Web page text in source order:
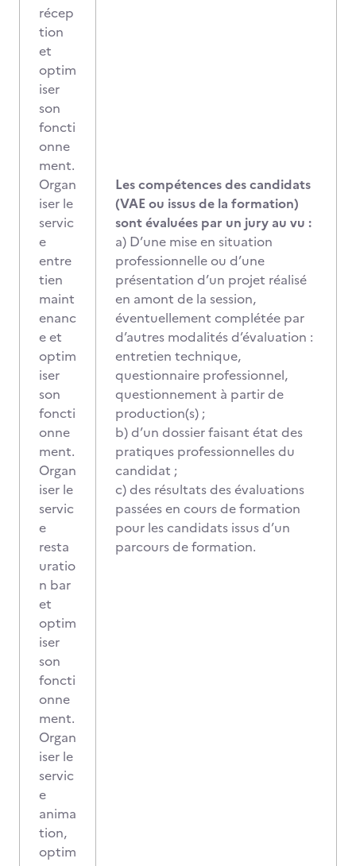
récep
tion
et
optim
iser
son
foncti
onne
ment.
Organ
iser le
servic
e
entre
tien
maint
enanc
e et
optim
iser
son
foncti
onne
ment.
Organ
iser le
servic
e
resta
uratio
n bar
et
optim
iser
son
foncti
onne
ment.
Organ
iser le
servic
e
anima
tion,
optim
Les compétences des candidats
(VAE ou issus de la formation)
sont évaluées par un jury au vu :
a) D’une mise en situation
professionnelle ou d’une
présentation d’un projet réalisé
en amont de la session,
éventuellement complétée par
d’autres modalités d’évaluation :
entretien technique,
questionnaire professionnel,
questionnement à partir de
production(s) ;
b) d’un dossier faisant état des
pratiques professionnelles du
candidat ;
c) des résultats des évaluations
passées en cours de formation
pour les candidats issus d’un
parcours de formation.